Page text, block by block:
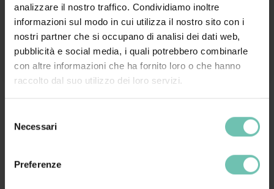
analizzare il nostro traffico. Condividiamo inoltre
informazioni sul modo in cui utilizza il nostro sito con i
nostri partner che si occupano di analisi dei dati web,
pubblicità e social media, i quali potrebbero combinarle
con altre informazioni che ha fornito loro o che hanno
raccolto dal suo utilizzo dei loro servizi.
delNecessari
Preferenze
Per ulteriori informazioni
Contattaci al numero 0464 491600 interno #218
oppure compila ilform di richiesta informazioni
Questo corso non è più disponibile
Se sei interessato a questo corso richiedi